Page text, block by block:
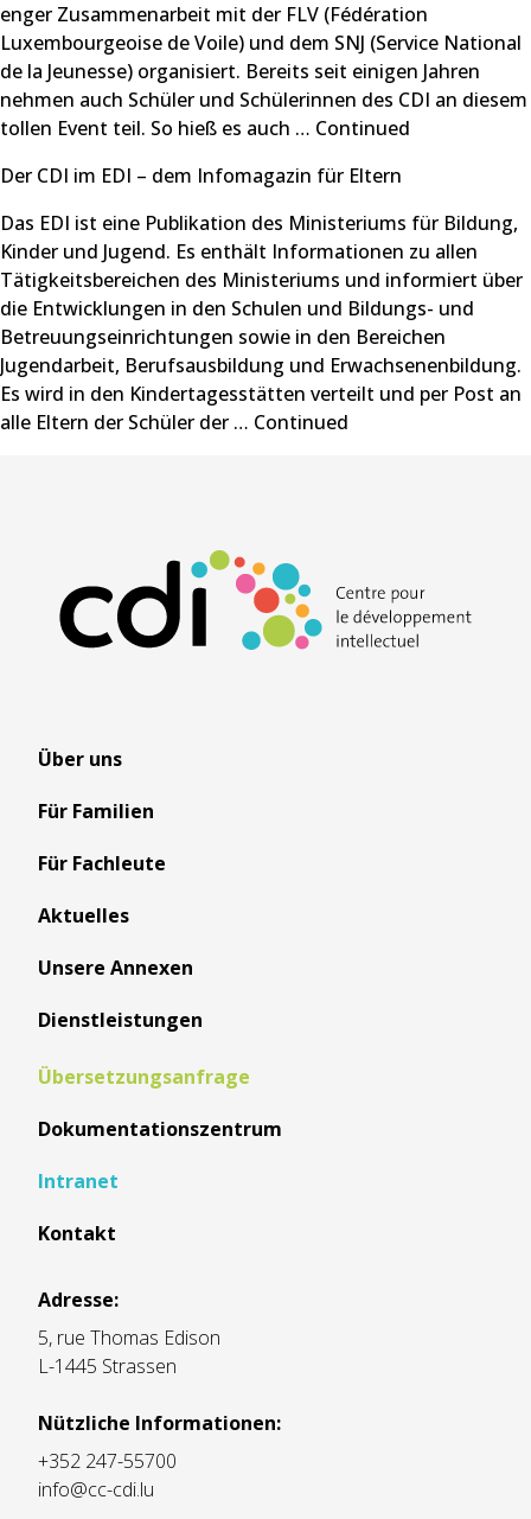
enger Zusammenarbeit mit der FLV (Fédération
Luxembourgeoise de Voile) und dem SNJ (Service National
de la Jeunesse) organisiert. Bereits seit einigen Jahren
nehmen auch Schüler und Schülerinnen des CDI an diesem
tollen Event teil. So hieß es auch … Continued
Der CDI im EDI – dem Infomagazin für Eltern
Das EDI ist eine Publikation des Ministeriums für Bildung,
Kinder und Jugend. Es enthält Informationen zu allen
Tätigkeitsbereichen des Ministeriums und informiert über
die Entwicklungen in den Schulen und Bildungs- und
Betreuungseinrichtungen sowie in den Bereichen
Jugendarbeit, Berufsausbildung und Erwachsenenbildung.
Es wird in den Kindertagesstätten verteilt und per Post an
alle Eltern der Schüler der … Continued
Über uns
Für Familien
Für Fachleute
Aktuelles
Unsere Annexen
Dienstleistungen
Übersetzungsanfrage
Dokumentationszentrum
Intranet
Kontakt
Adresse:
5, rue Thomas Edison
L-1445 Strassen
Nützliche Informationen:
+352 247-55700
info@cc-cdi.lu